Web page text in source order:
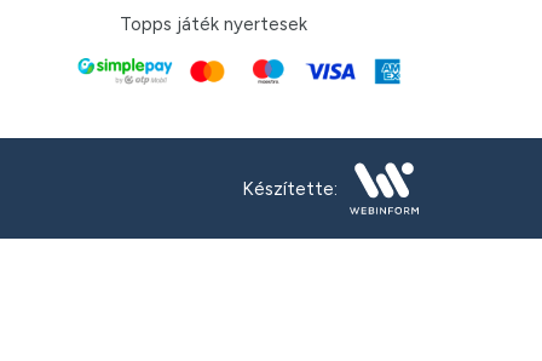
Topps játék nyertesek
Készítette: